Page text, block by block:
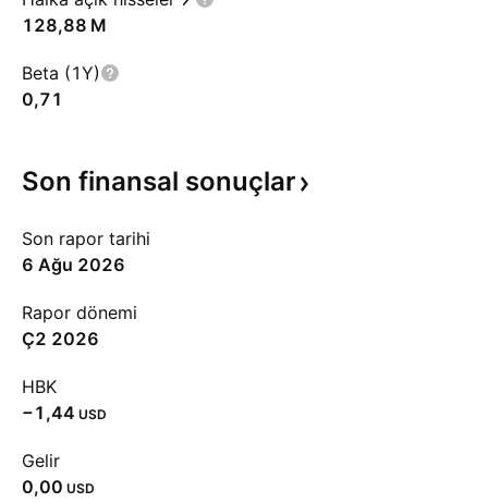
‪128,88 M‬
Beta (1Y)
0,71
Son finansal sonuçlar
Son rapor tarihi
6 Ağu 2026
Rapor dönemi
Ç2 2026
HBK
−1,44 USD
Gelir
0,00 USD